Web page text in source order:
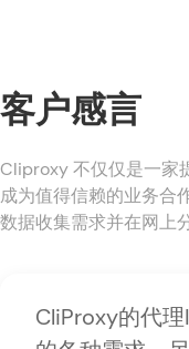
客户感言
Cliproxy 不仅仅是一家
成为值得信赖的业务合
数据收集需求并在网上
CliProxy的代